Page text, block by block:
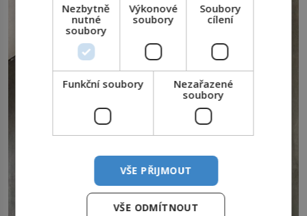
Nezbytně
nutné
soubory
Výkonové
soubory
Soubory
cílení
Funkční soubory
Nezařazené
soubory
VŠE PŘIJMOUT
VŠE ODMÍTNOUT